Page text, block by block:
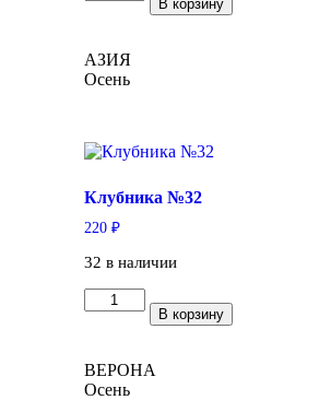
товара
В корзину
АЗИЯ
Осень
Клубника №32
220 ₽
32 в наличии
Количество
товара
В корзину
ВЕРОНА
Осень